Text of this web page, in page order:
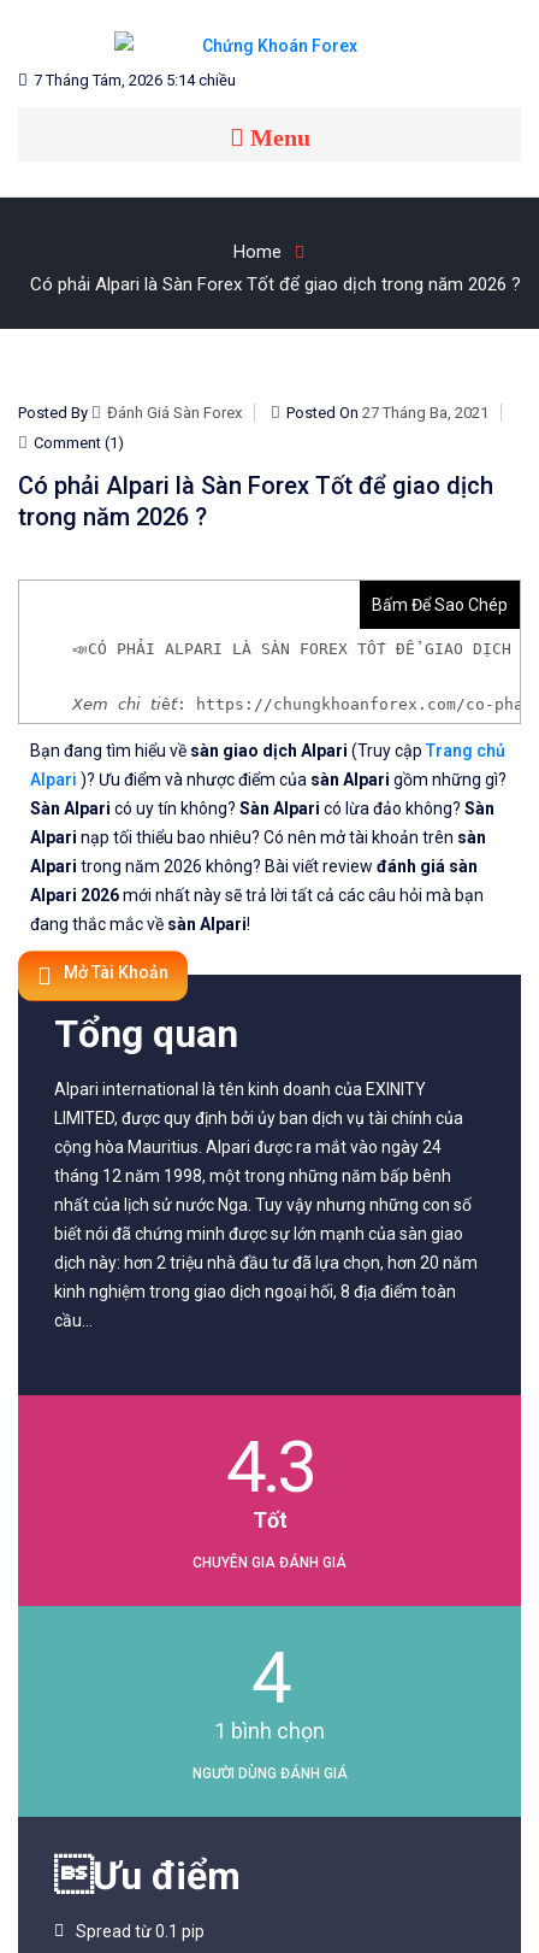
CHỨNG KHOÁN FOREX
Blog chia sẻ về Chứng Khoán và Forex
7 Tháng Tám, 2026 5:14 chiều
Menu
Home
Có phải Alpari là Sàn Forex Tốt để giao dịch trong năm 2026 ?
Posted By Đánh Giá Sàn Forex Posted On 27 Tháng Ba, 2021
Comment (1)
Có phải Alpari là Sàn Forex Tốt để giao dịch
trong năm 2026 ?
Bấm Để Sao Chép
📣CÓ PHẢI ALPARI LÀ SÀN FOREX TỐT ĐỂ GIAO DỊCH
𝘟𝘦𝘮 𝘤𝘩𝘪 𝘵𝘪ế𝘵: https://chungkhoanforex.com/co-
✨🏆𝐌ở 𝐭à𝐢 𝐤𝐡𝐨ả𝐧 𝐠𝐢𝐚𝐨 𝐝ị𝐜𝐡 𝐭ạ𝐢 𝐜á𝐜 𝐬à𝐧 𝐭ố𝐭 𝐧𝐡ấ𝐭 𝐭𝐡ế
✅𝘔ở 𝘵à𝘪 𝘬𝘩𝘰ả𝘯 𝘵𝘳ê𝘯 𝘴à𝘯 𝘧𝘰𝘳𝘦𝘹 𝘌𝘹𝘯𝘦𝘴𝘴 𝘜𝘺 𝘛í𝘯 𝘷à
✅𝘔ở 𝘵à𝘪 𝘬𝘩𝘰ả𝘯 𝘵𝘳ê𝘯 𝘴à𝘯 𝘐𝘊𝘔𝘢𝘳𝘬𝘦𝘵𝘴 𝘯ổ𝘪 𝘵𝘪ế𝘯𝘨
✅𝘔ở 𝘵à𝘪 𝘬𝘩𝘰ả𝘯 𝘵𝘳ê𝘯 𝘴à𝘯 𝘉𝘪𝘯𝘢𝘯𝘤𝘦 𝘯ổ𝘪 𝘵𝘪ế𝘯𝘨 𝘯𝘩ấ𝘵
🔗https://chungkhoanforex.com/co-phai-alpari-
😘Cảm ơn bạn đã xem thông tin😘🍀🤗Chúc bạn
#icmarkets #binance #exness #taichinh #dautu
Bạn đang tìm hiểu về sàn giao dịch Alpari (Truy cậpTrang chủ
Alpari )? Ưu điểm và nhược điểm của sàn Alpari gồm những gì?
Sàn Alpari có uy tín không? Sàn Alpari có lừa đảo không? Sàn
Alpari nạp tối thiểu bao nhiêu? Có nên mở tài khoản trên sàn
Alpari trong năm 2026 không? Bài viết review đánh giá sàn
Alpari 2026mới nhất này sẽ trả lời tất cả các câu hỏi mà bạn
đang thắc mắc về sàn Alpari!
Mở Tài Khoản
Tổng quan
Alpari international là tên kinh doanh của EXINITY
LIMITED, được quy định bởi ủy ban dịch vụ tài chính của
cộng hòa Mauritius. Alpari được ra mắt vào ngày 24
tháng 12 năm 1998, một trong những năm bấp bênh
nhất của lịch sử nước Nga. Tuy vậy nhưng những con số
biết nói đã chứng minh được sự lớn mạnh của sàn giao
dịch này: hơn 2 triệu nhà đầu tư đã lựa chọn, hơn 20 năm
kinh nghiệm trong giao dịch ngoại hối, 8 địa điểm toàn
cầu…
4.3
Tốt
CHUYÊN GIA ĐÁNH GIÁ
4
1 bình chọn
NGƯỜI DÙNG ĐÁNH GIÁ
Ưu điểm
Spread từ 0.1 pip